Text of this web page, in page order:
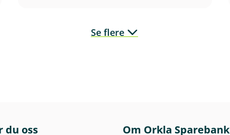
Se flere
du oss Om Orkla Sparebank